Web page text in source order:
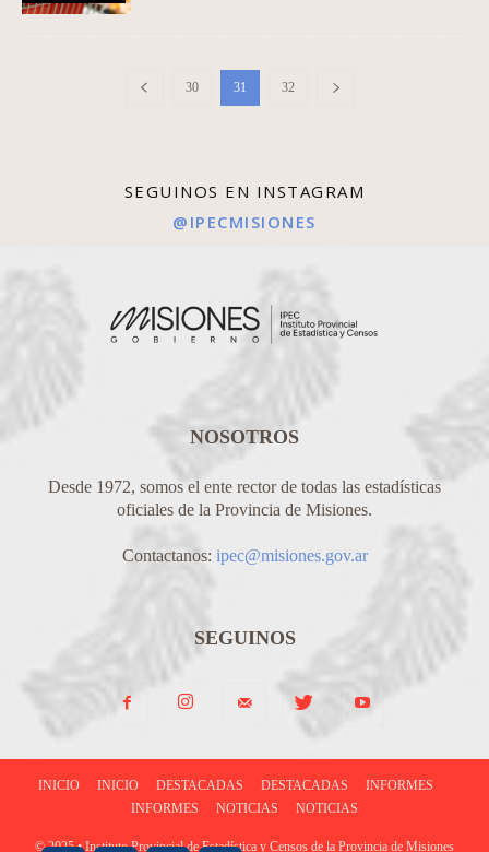
30 31 32
SEGUINOS EN INSTAGRAM
@IPECMISIONES
NOSOTROS
Desde 1972, somos el ente rector de todas las estadísticas
oficiales de la Provincia de Misiones.
Contactanos: ipec@misiones.gov.ar
SEGUINOS
INICIO INICIO DESTACADAS DESTACADAS
INFORMES
INFORMES
NOTICIAS NOTICIAS
© 2025 • Instituto Provincial de Estadística y Censos de la Provincia de Misiones